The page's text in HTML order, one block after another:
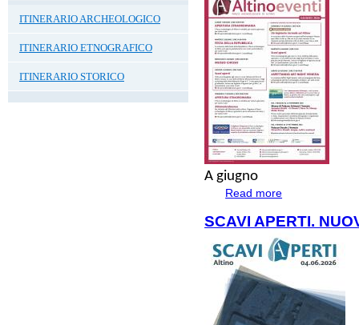
ITINERARIO ARCHEOLOGICO
ITINERARIO ETNOGRAFICO
ITINERARIO STORICO
Agiugno
Read more
SCAVI APERTI.